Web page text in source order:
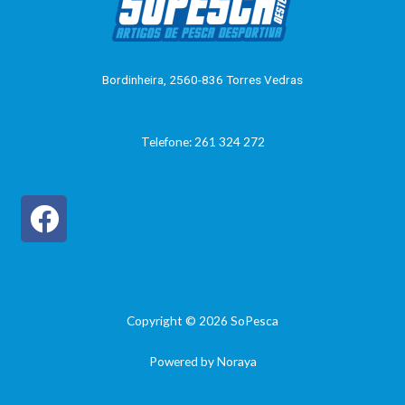
Bordinheira, 2560-836 Torres Vedras
Telefone: 261 324 272
Copyright © 2026 SoPesca
Powered by Noraya